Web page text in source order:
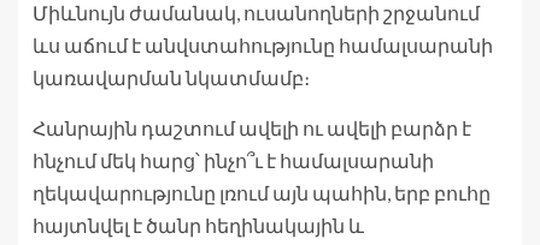
Միևնույն ժամանակ, ուսանողների շրջանում
ևս աճում է անվստահությունը համալսարանի
կառավարման նկատմամբ։
Հանրային դաշտում ավելի ու ավելի բարձր է
հնչում մեկ հարց՝ ինչո՞ւ է համալսարանի
ղեկավարությունը լռում այն պահին, երբ բուհը
հայտնվել է ծանր հեղինակային և